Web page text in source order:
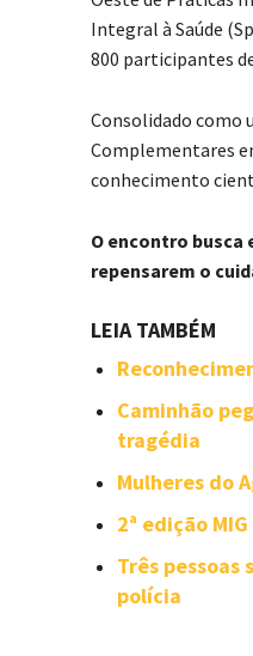
Integral à Saúde
800 participantes
Consolidado como
Complementares
conhecimento
O encontro busca
repensarem o
LEIA TAMBÉM
Caminhão
tragédia
Mulheres do
2ª edição
Três
polícia